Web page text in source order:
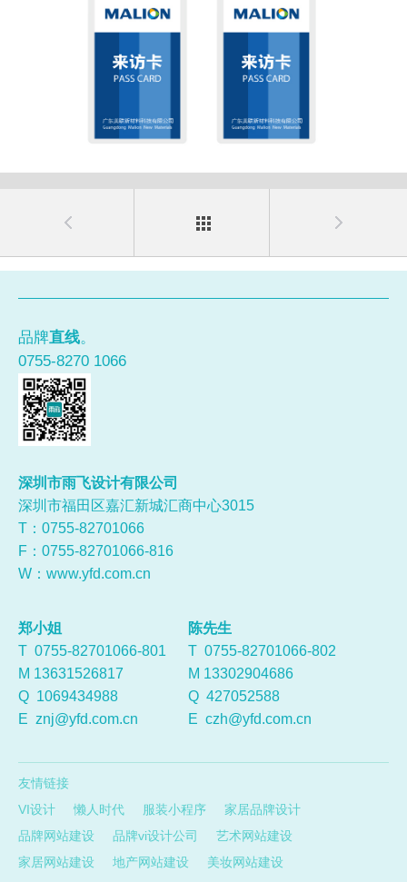
品牌直线。
0755-8270 1066
深圳市雨飞设计有限公司
深圳市福田区嘉汇新城汇商中心3015
T：0755-82701066
F：0755-82701066-816
W： www.yfd.com.cn
郑小姐
T 0755-82701066-801
M 13631526817
Q 1069434988
E znj@yfd.com.cn
陈先生
T 0755-82701066-802
M 13302904686
Q 427052588
E czh@yfd.com.cn
友情链接
VI设计
懒人时代 服装小程序
家居品牌设计
品牌网站建设
品牌vi设计公司
艺术网站建设
家居网站建设
地产网站建设
美妆网站建设